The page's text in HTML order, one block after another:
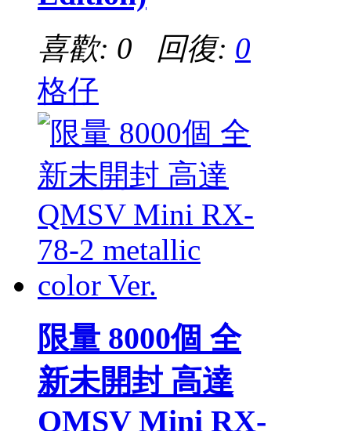
喜歡: 0 回復: 0
格仔
限量 8000個 全
新未開封 高達
QMSV Mini RX-